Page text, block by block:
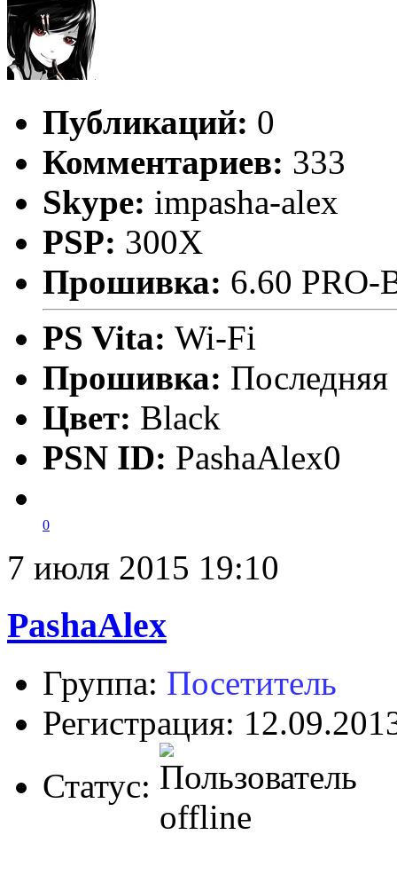
Публикаций: 0
Комментариев: 333
Skype: impasha-alex
PSP: 300X
Прошивка: 6.60 PRO-
PS Vita: Wi-Fi
Прошивка: Последняя
Цвет: Black
PSN ID: PashaAlex0
0
7 июля 2015 19:10
PashaAlex
Группа: Посетитель
Регистрация:
Статус: